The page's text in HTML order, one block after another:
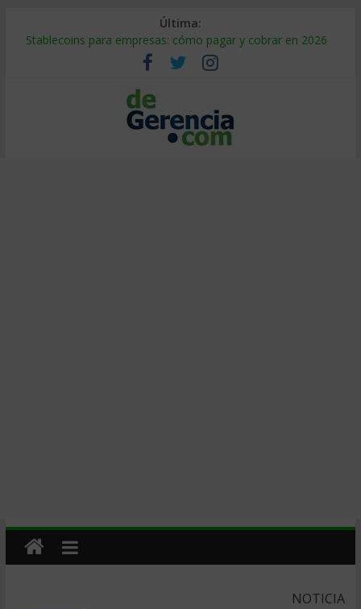
Última:
Stablecoins para empresas: cómo pagar y cobrar en 2026
Despido silencioso: qué es y por qué sale tan caro
IA en selección de personal: cómo auditarla a tiempo
Trabajo forzoso en la cadena de suministro: qué hacer
Mercado hispano de EE. UU.: cómo segmentarlo y venderle
NOTICIA